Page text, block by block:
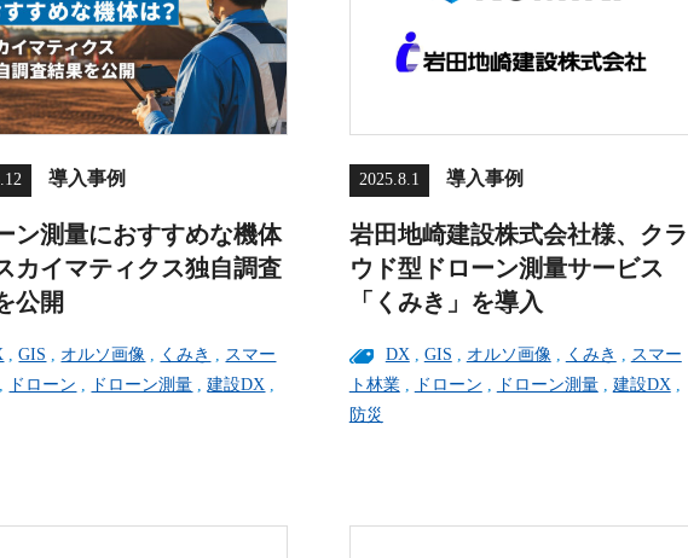
導入事例
ン測量におすすめな機体
カイマティクス独自調査
公開
,GIS , オルソ画像 , くみき , スマー
, ドローン , ドローン測量 ,建設DX ,
2025.8.1 導入事例
岩田地崎建設株式会社様、クラ
ウド型ドローン測量サービス
「くみき」を導入
DX, GIS , オルソ画像, くみき , スマー
ト林業, ドローン , ドローン測量, 建設DX,
防災